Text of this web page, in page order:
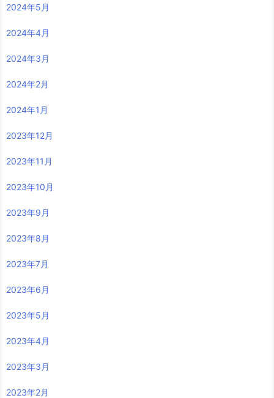
2024年5月
2024年4月
2024年3月
2024年2月
2024年1月
2023年12月
2023年11月
2023年10月
2023年9月
2023年8月
2023年7月
2023年6月
2023年5月
2023年4月
2023年3月
2023年2月